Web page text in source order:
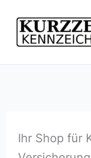
Inhalt
springen
Ihr Shop für